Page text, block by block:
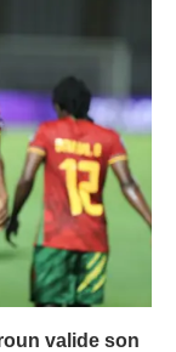
valide son